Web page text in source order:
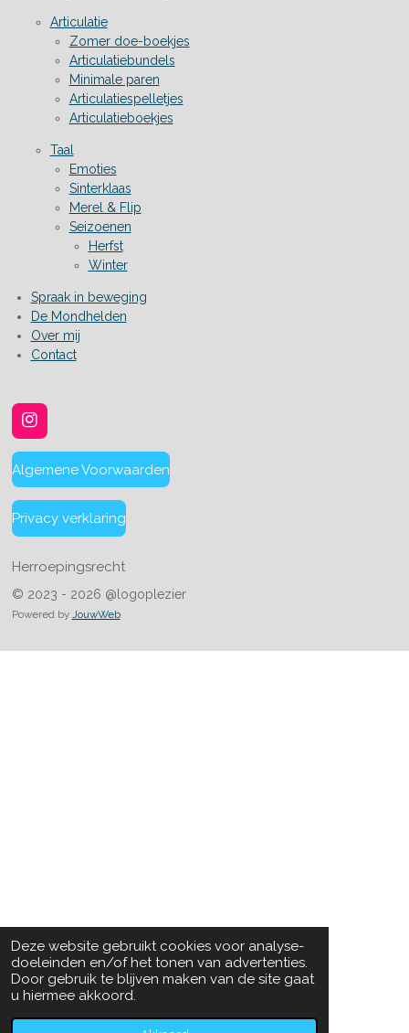
Deze website gebruikt cookies voor analyse-
doeleinden en/of het tonen van advertenties.
Door gebruik te blijven maken van de site gaat
u hiermee akkoord.
Articulatie
Zomer doe-boekjes
Articulatiebundels
Minimale paren
Articulatiespelletjes
Articulatieboekjes
Taal
Emoties
Sinterklaas
Merel & Flip
Seizoenen
Herfst
Winter
Spraak in beweging
De Mondhelden
Over mij
Contact
I
n
t
r
Algemene Voorwaarden
Privacy verklaring
Herroepingsrecht
© 2023 - 2026 @logoplezier
Powered by JouwWeb